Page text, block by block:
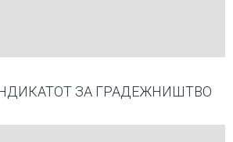
ЗА ГРАДЕЖНИШТВО